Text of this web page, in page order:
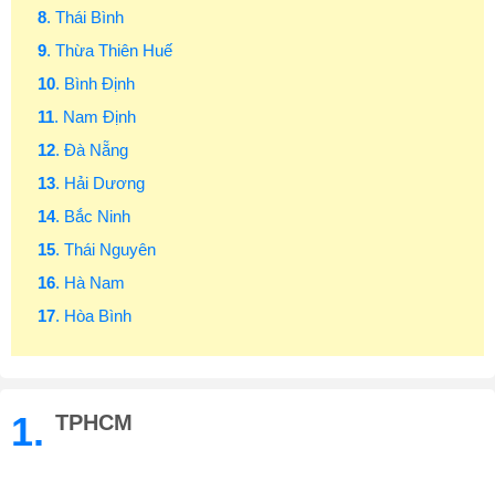
8. Thái Bình
9. Thừa Thiên Huế
10. Bình Định
11. Nam Định
12. Đà Nẵng
13. Hải Dương
14. Bắc Ninh
15. Thái Nguyên
16. Hà Nam
17. Hòa Bình
1. TPHCM